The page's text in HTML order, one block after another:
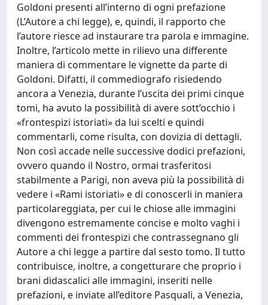
Goldoni presenti all’interno di ogni prefazione
(L’Autore a chi legge), e, quindi, il rapporto che
l’autore riesce ad instaurare tra parola e immagine.
Inoltre, l’articolo mette in rilievo una differente
maniera di commentare le vignette da parte di
Goldoni. Difatti, il commediografo risiedendo
ancora a Venezia, durante l’uscita dei primi cinque
tomi, ha avuto la possibilità di avere sott’occhio i
«frontespizi istoriati» da lui scelti e quindi
commentarli, come risulta, con dovizia di dettagli.
Non così accade nelle successive dodici prefazioni,
ovvero quando il Nostro, ormai trasferitosi
stabilmente a Parigi, non aveva più la possibilità di
vedere i «Rami istoriati» e di conoscerli in maniera
particolareggiata, per cui le chiose alle immagini
divengono estremamente concise e molto vaghi i
commenti dei frontespizi che contrassegnano gli
Autore a chi legge a partire dal sesto tomo. Il tutto
contribuisce, inoltre, a congetturare che proprio i
brani didascalici alle immagini, inseriti nelle
prefazioni, e inviate all’editore Pasquali, a Venezia,